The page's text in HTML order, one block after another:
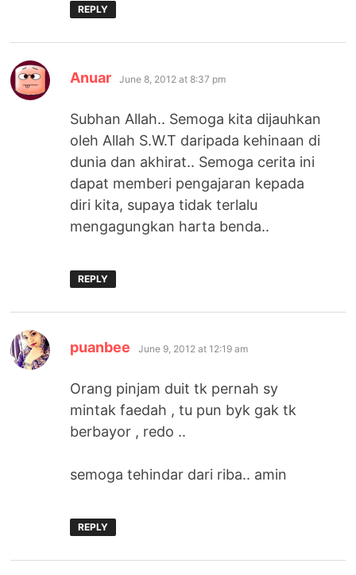
REPLY
Anuar says:
June 8, 2012 at 8:37 pm
Subhan Allah.. Semoga kita dijauhkan
oleh Allah S.W.T daripada kehinaan di
dunia dan akhirat.. Semoga cerita ini
dapat memberi pengajaran kepada
diri kita, supaya tidak terlalu
mengagungkan harta benda..
REPLY
puanbee says:
June 9, 2012 at 12:19 am
Orang pinjam duit tk pernah sy
mintak faedah , tu pun byk gak tk
berbayor , redo ..
semoga tehindar dari riba.. amin
REPLY